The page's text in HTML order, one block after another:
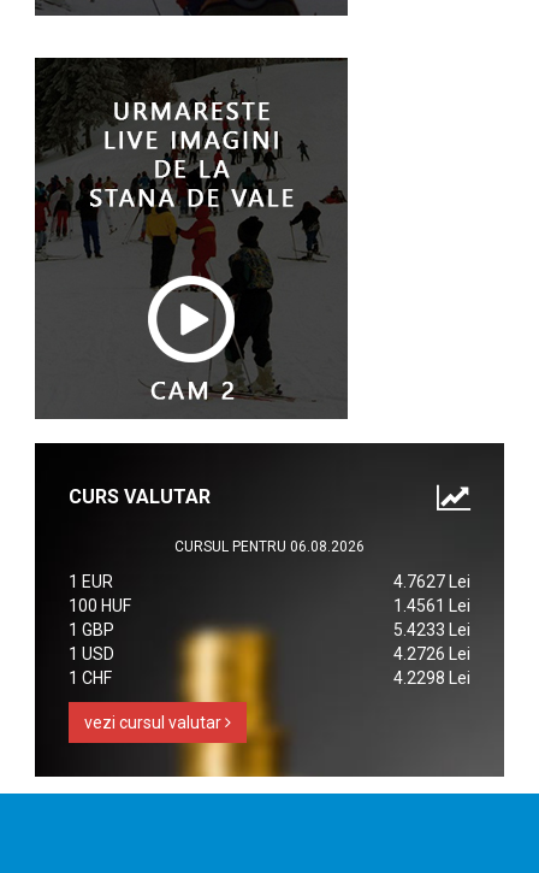
CURS VALUTAR
CURSUL PENTRU 06.08.2026
1 EUR
4.7627 Lei
100 HUF
1.4561 Lei
1 GBP
5.4233 Lei
1 USD
4.2726 Lei
1 CHF
4.2298 Lei
vezi cursul valutar